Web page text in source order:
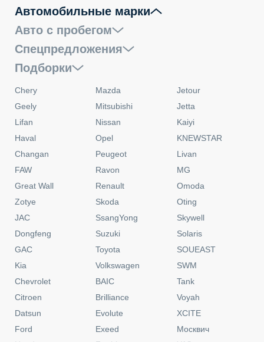
Автомобильные марки
Авто с пробегом
Спецпредложения
Подборки
Chery
Geely
Lifan
Haval
Changan
FAW
Great Wall
Zotye
JAC
Dongfeng
GAC
Kia
Chevrolet
Citroen
Datsun
Ford
Mazda
Mitsubishi
Nissan
Opel
Peugeot
Ravon
Renault
Skoda
SsangYong
Suzuki
Toyota
Volkswagen
BAIC
Brilliance
Evolute
Exeed
Jetour
Jetta
Kaiyi
KNEWSTAR
Livan
MG
Omoda
Oting
Skywell
Solaris
SOUEAST
SWM
Tank
Voyah
XCITE
Москвич